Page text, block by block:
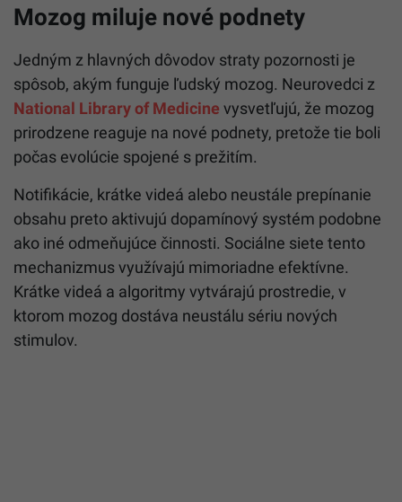
Mozog miluje nové podnety
Jedným z hlavných dôvodov straty pozornosti je
spôsob, akým funguje ľudský mozog. Neurovedci z
National Library of Medicine vysvetľujú, že mozog
prirodzene reaguje na nové podnety, pretože tie boli
počas evolúcie spojené s prežitím.
Notifikácie, krátke videá alebo neustále prepínanie
obsahu preto aktivujú dopamínový systém podobne
ako iné odmeňujúce činnosti. Sociálne siete tento
mechanizmus využívajú mimoriadne efektívne.
Krátke videá a algoritmy vytvárajú prostredie, v
ktorom mozog dostáva neustálu sériu nových
stimulov.